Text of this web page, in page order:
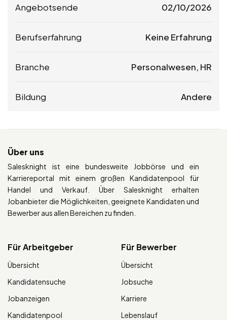
Angebotsende 02/10/2026
Berufserfahrung Keine Erfahrung
Branche Personalwesen, HR
Bildung Andere
Über uns
Salesknight ist eine bundesweite Jobbörse und ein
Karriereportal mit einem großen Kandidatenpool für
Handel und Verkauf. Über Salesknight erhalten
Jobanbieter die Möglichkeiten, geeignete Kandidaten und
Bewerber aus allen Bereichen zu finden.
Für Arbeitgeber
Übersicht
Kandidatensuche
Jobanzeigen
Kandidatenpool
Für Bewerber
Übersicht
Jobsuche
Karriere
Lebenslauf